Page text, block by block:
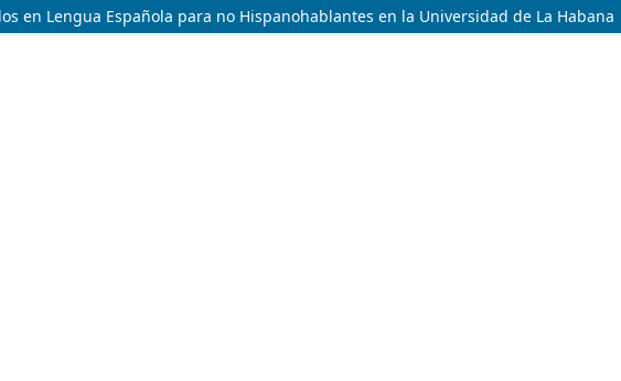
en Lengua Española para no Hispanohablantes en la Universidad de La Habana